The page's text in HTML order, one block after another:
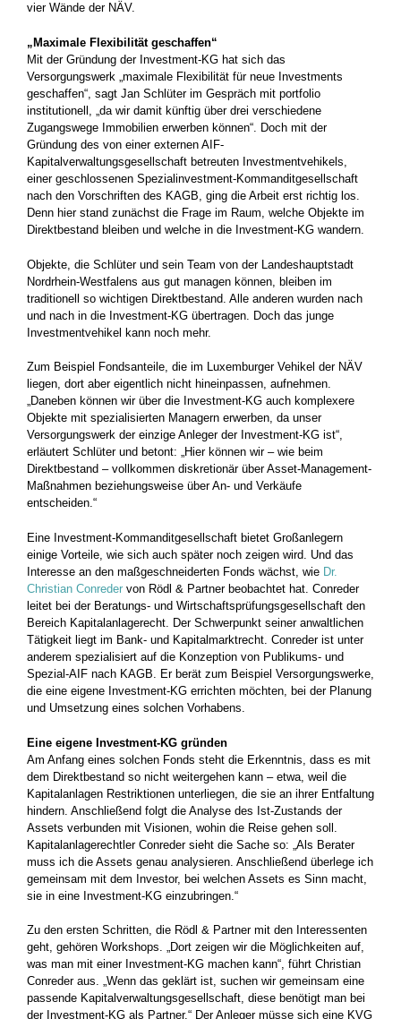
vier Wände der NÄV.
„Maximale Flexibilität geschaffen“
Mit der Gründung der Investment-KG hat sich das
Versorgungswerk „maximale Flexibilität für neue Investments
geschaffen“, sagt Jan Schlüter im Gespräch mit portfolio
institutionell, „da wir damit künftig über drei verschiedene
Zugangswege Immobilien erwerben können“. Doch mit der
Gründung des von einer externen AIF-
Kapitalverwaltungsgesellschaft betreuten Investmentvehikels,
einer geschlossenen Spezialinvestment-Kommanditgesellschaft
nach den Vorschriften des KAGB, ging die Arbeit erst richtig los.
Denn hier stand zunächst die Frage im Raum, welche Objekte im
Direktbestand bleiben und welche in die Investment-KG wandern.
Objekte, die Schlüter und sein Team von der Landeshauptstadt
Nordrhein-Westfalens aus gut managen können, bleiben im
traditionell so wichtigen Direktbestand. Alle anderen wurden nach
und nach in die Investment-KG übertragen. Doch das junge
Investmentvehikel kann noch mehr.
Zum Beispiel Fondsanteile, die im Luxemburger Vehikel der NÄV
liegen, dort aber eigentlich nicht hineinpassen, aufnehmen.
„Daneben können wir über die Investment-KG auch komplexere
Objekte mit spezialisierten Managern erwerben, da unser
Versorgungswerk der einzige Anleger der Investment-KG ist“,
erläutert Schlüter und betont: „Hier können wir – wie beim
Direktbestand – vollkommen diskretionär über Asset-Management-
Maßnahmen beziehungsweise über An- und Verkäufe
entscheiden.“
Eine Investment-Kommanditgesellschaft bietet Großanlegern
einige Vorteile, wie sich auch später noch zeigen wird. Und das
Interesse an den maßgeschneiderten Fonds wächst, wie Dr.
Christian Conreder von Rödl & Partner beobachtet hat. Conreder
leitet bei der Beratungs- und Wirtschaftsprüfungsgesellschaft den
Bereich Kapitalanlagerecht. Der Schwerpunkt seiner anwaltlichen
Tätigkeit liegt im Bank- und Kapitalmarktrecht. Conreder ist unter
anderem spezialisiert auf die Konzeption von Publikums- und
Spezial-AIF nach KAGB. Er berät zum Beispiel Versorgungswerke,
die eine eigene Investment-KG errichten möchten, bei der Planung
und Umsetzung eines solchen Vorhabens.
Eine eigene Investment-KG gründen
Am Anfang eines solchen Fonds steht die Erkenntnis, dass es mit
dem Direktbestand so nicht weitergehen kann – etwa, weil die
Kapitalanlagen Restriktionen unterliegen, die sie an ihrer Entfaltung
hindern. Anschließend folgt die Analyse des Ist-Zustands der
Assets verbunden mit Visionen, wohin die Reise gehen soll.
Kapitalanlagerechtler Conreder sieht die Sache so: „Als Berater
muss ich die Assets genau analysieren. Anschließend überlege ich
gemeinsam mit dem Investor, bei welchen Assets es Sinn macht,
sie in eine Investment-KG einzubringen.“
Zu den ersten Schritten, die Rödl & Partner mit den Interessenten
geht, gehören Workshops. „Dort zeigen wir die Möglichkeiten auf,
was man mit einer Investment-KG machen kann“, führt Christian
Conreder aus. „Wenn das geklärt ist, suchen wir gemeinsam eine
passende Kapitalverwaltungsgesellschaft, diese benötigt man bei
der Investment-KG als Partner.“ Der Anleger müsse sich eine KVG